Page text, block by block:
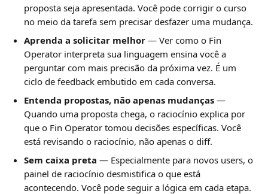
proposta seja apresentada. Você pode corrigir o curso
no meio da tarefa sem precisar desfazer uma mudança.
Aprenda a solicitar melhor — Ver como o Fin
Operator interpreta sua linguagem ensina você a
perguntar com mais precisão da próxima vez. É um
ciclo de feedback embutido em cada conversa.
Entenda propostas, não apenas mudanças —
Quando uma proposta chega, o raciocínio explica por
que o Fin Operator tomou decisões específicas. Você
está revisando o raciocínio, não apenas o diff.
Sem caixa preta — Especialmente para novos users, o
painel de raciocínio desmistifica o que está
acontecendo. Você pode seguir a lógica em cada etapa.